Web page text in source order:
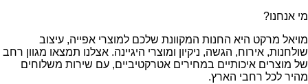
מי אנחנו?
מויאל מרקט היא החנות המקוונת שלכם למוצרי אפייה, עיצוב
שולחנות, אירוח, הגשה, ניקיון ומוצרי היגיינה. אצלנו תמצאו מגוון רחב
של מוצרים איכותיים במחירים אטרקטיביים, עם שירות משלוחים
מהיר לכל רחבי הארץ.